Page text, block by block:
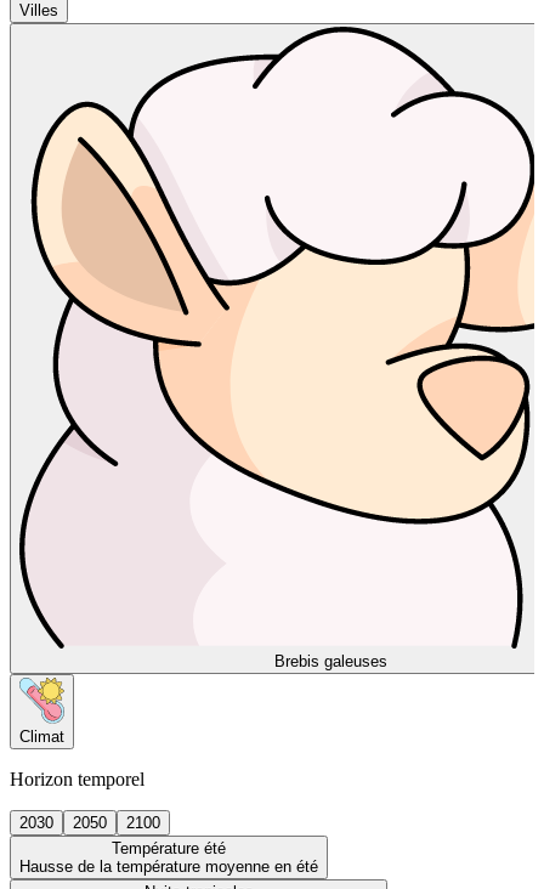
Villes
Brebis galeuses
Climat
Horizon temporel
2030 2050
2100
Température été
Hausse de la température moyenne en été